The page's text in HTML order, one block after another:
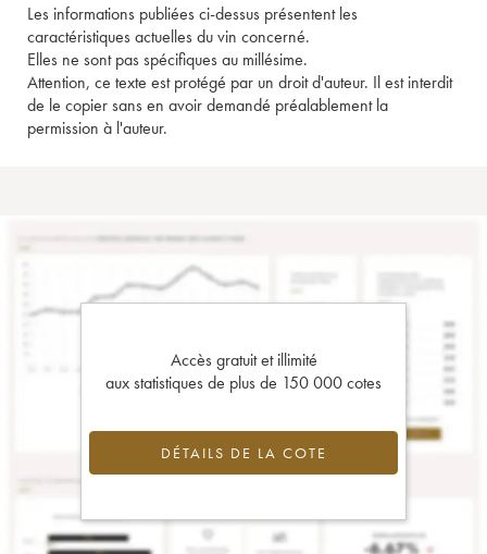
Les informations publiées ci-dessus présentent les
caractéristiques actuelles du vin concerné.
Elles ne sont pas spécifiques au millésime.
Attention, ce texte est protégé par un droit d'auteur. Il est interdit
de le copier sans en avoir demandé préalablement la
permission à l'auteur.
Accès gratuit et illimité
aux statistiques de plus de 150 000 cotes
DÉTAILS DE LA COTE